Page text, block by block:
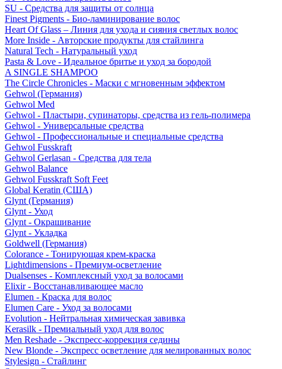
SU - Средства для защиты от солнца
Finest Pigments - Био-ламинирование волос
Heart Of Glass – Линия для ухода и сияния светлых волос
More Inside - Авторские продукты для стайлинга
Natural Tech - Натуральный уход
Pasta & Love - Идеальное бритье и уход за бородой
A SINGLE SHAMPOO
The Circle Chronicles - Маски с мгновенным эффектом
Gehwol (Германия)
Gehwol Med
Gehwol - Пластыри, супинаторы, средства из гель-полимера
Gehwol - Универсальные средства
Gehwol - Профессиональные и специальные средства
Gehwol Fusskraft
Gehwol Gerlasan - Средства для тела
Gehwol Balance
Gehwol Fusskraft Soft Feet
Global Keratin (США)
Glynt (Германия)
Glynt - Уход
Glynt - Окрашивание
Glynt - Укладка
Goldwell (Германия)
Colorance - Тонирующая крем-краска
Lightdimensions - Премиум-осветление
Dualsenses - Комплексный уход за волосами
Elixir - Восстанавливающее масло
Elumen - Краска для волос
Elumen Care - Уход за волосами
Evolution - Нейтральная химическая завивка
Kerasilk - Премиальный уход для волос
Men Reshade - Экспресс-коррекция седины
New Blonde - Экспресс осветление для мелированных волос
Stylesign - Стайлинг